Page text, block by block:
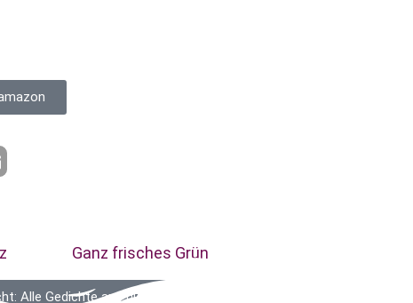
Ganz frisches Grün
Alle Gedichte aus diesem Band